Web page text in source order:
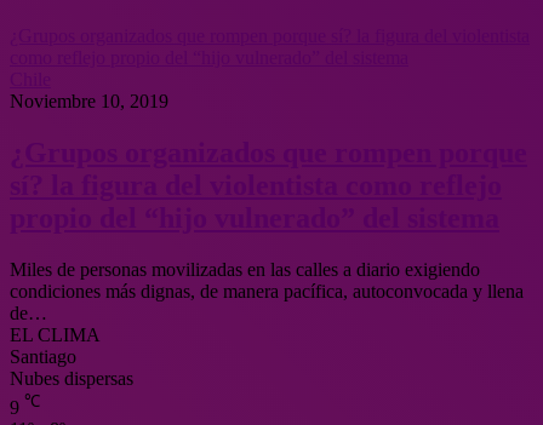
Noviembre 10, 2019
Miles de personas movilizadas en las calles a diario exigiendo
condiciones más dignas, de manera pacífica, autoconvocada y llena
de…
EL CLIMA
Santiago
Nubes dispersas
9 ℃